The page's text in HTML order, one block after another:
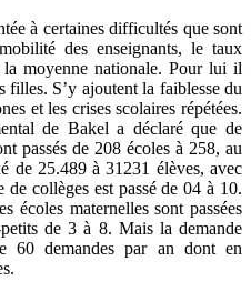
à certaines difficultés que sont
des enseignants, le taux
la moyenne nationale. Pour lui il
S’y ajoutent la faiblesse du
et les crises scolaires répétées.
de Bakel a déclaré que de
passés de 208 écoles à 258, au
de 25.489 à 31231 élèves, avec
collèges est passé de 04 à 10.
écoles maternelles sont passées
de 3 à 8. Mais la demande
60 demandes par an dont en